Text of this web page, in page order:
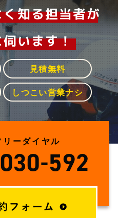
見積無料
しつこい営業ナシ
ーダイヤル
592